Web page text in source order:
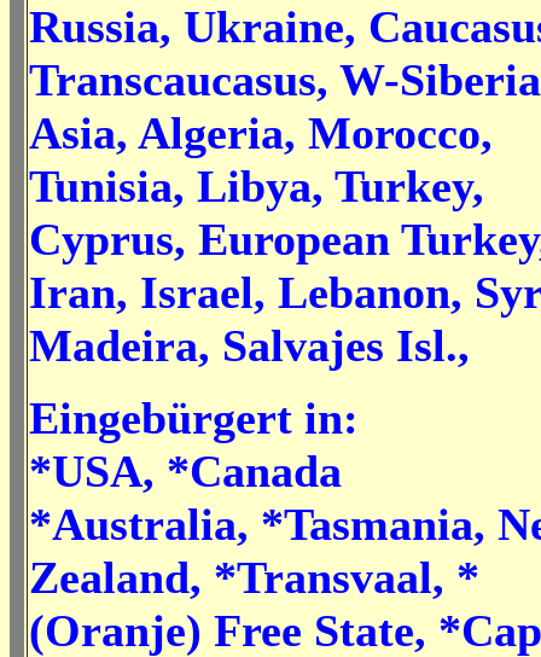
Russia, Ukraine,
Transcaucasus, W-
Asia, Algeria, Morocco,
Tunisia, Libya, Turkey,
Cyprus, European
Iran, Israel, Lebanon,
Madeira, Salvajes Isl.,
Eingebürgert in:
*USA, *Canada
*Australia, *Tasmania,
Zealand, *Transvaal, *
(Oranje) Free State,